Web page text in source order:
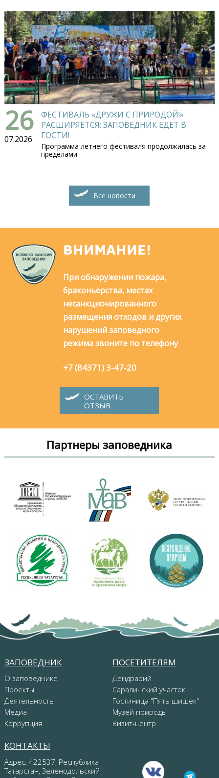
26
07.2026
ФЕСТИВАЛЬ «ДРУЖИ С ПРИРОДОЙ!»
РАСШИРЯЕТСЯ: ЗАПОВЕДНИК ЕДЕТ В
ГОСТИ!
Программа летнего фестиваля продолжилась за
пределами
Все новости
ВНИМАНИЕ!
При обнаружении пожара,
браконьерства, местах
несанкционированного
размещения отходов и других
нарушений заповедного
режима звоните по телефону
+7 (84371) 3-47-20
ОСТАВИТЬ
ОТЗЫВ
Партнеры заповедника
ЗАПОВЕДНИК
О заповеднике
Проекты
Деятельность
Медиа
Коррупция
ПОСЕТИТЕЛЯМ
Дендрарий
Саралинский участок
Гостиница "Пять шишек"
Музей природы
Визит-центр
КОНТАКТЫ
Адрес: 422537, Республика
Татарстан, Зеленодольский